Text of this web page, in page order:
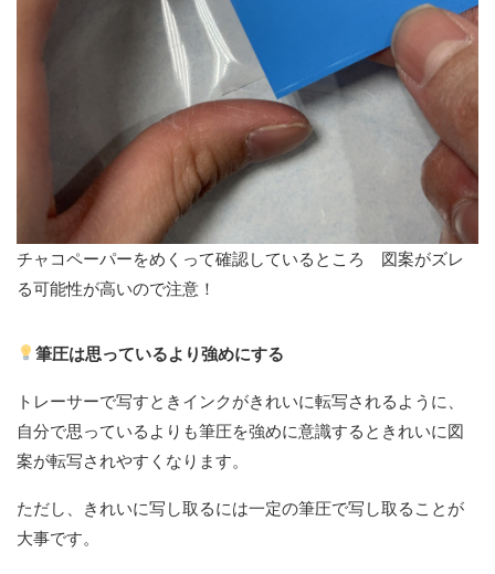
チャコペーパーをめくって確認しているところ 図案がズレ
る可能性が高いので注意！
筆圧は思っているより強めにする
トレーサーで写すときインクがきれいに転写されるように、
自分で思っているよりも筆圧を強めに意識するときれいに図
案が転写されやすくなります。
ただし、きれいに写し取るには一定の筆圧で写し取ることが
大事です。